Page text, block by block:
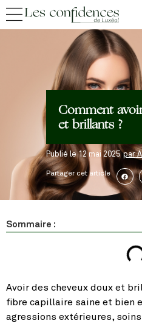
Comment
et brillants ?
Publié le12 mai 2025 par
Partager cet article
Sommaire :
Avoir des cheveux doux et
fibre capillaire saine et bien
agressions extérieures,